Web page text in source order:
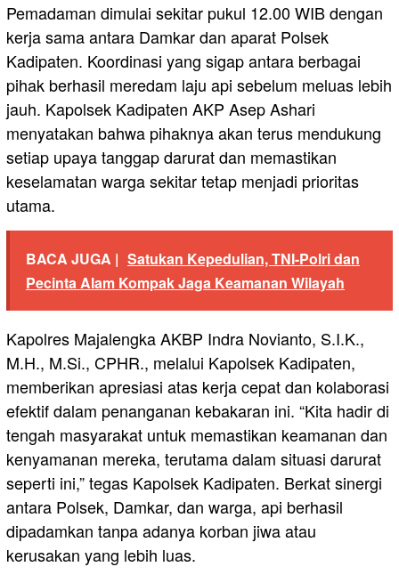
Pemadaman dimulai sekitar pukul 12.00 WIB dengan
kerja sama antara Damkar dan aparat Polsek
Kadipaten. Koordinasi yang sigap antara berbagai
pihak berhasil meredam laju api sebelum meluas lebih
jauh. Kapolsek Kadipaten AKP Asep Ashari
menyatakan bahwa pihaknya akan terus mendukung
setiap upaya tanggap darurat dan memastikan
keselamatan warga sekitar tetap menjadi prioritas
utama.
BACA JUGA | Satukan Kepedulian, TNI-Polri dan
Pecinta Alam Kompak Jaga Keamanan Wilayah
Kapolres Majalengka AKBP Indra Novianto, S.I.K.,
M.H., M.Si., CPHR., melalui Kapolsek Kadipaten,
memberikan apresiasi atas kerja cepat dan kolaborasi
efektif dalam penanganan kebakaran ini. “Kita hadir di
tengah masyarakat untuk memastikan keamanan dan
kenyamanan mereka, terutama dalam situasi darurat
seperti ini,” tegas Kapolsek Kadipaten. Berkat sinergi
antara Polsek, Damkar, dan warga, api berhasil
dipadamkan tanpa adanya korban jiwa atau
kerusakan yang lebih luas.